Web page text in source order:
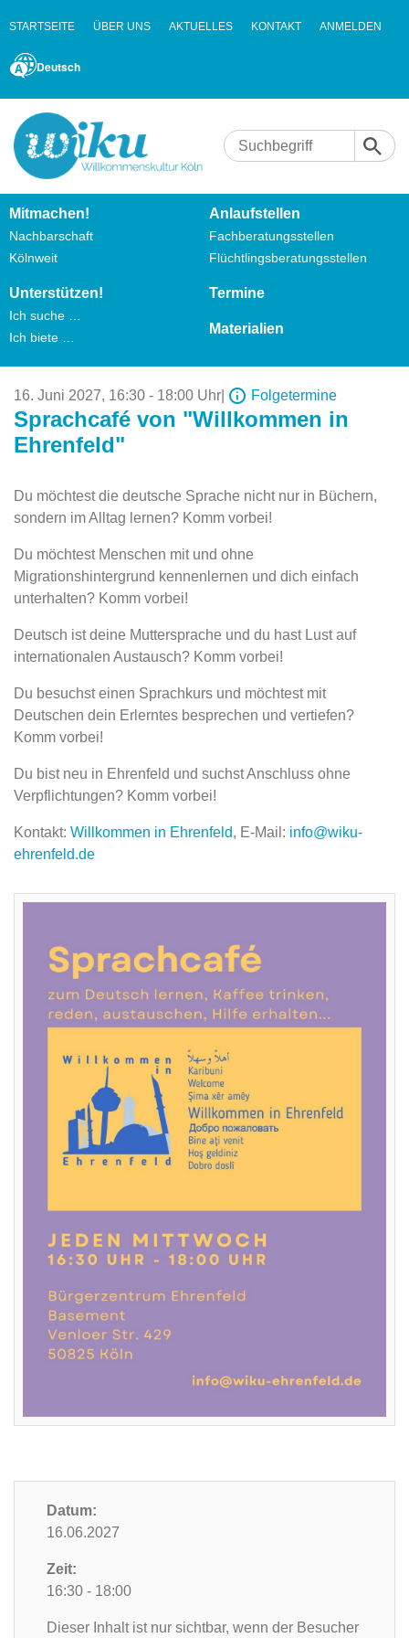
STARTSEITE ÜBER UNS AKTUELLES KONTAKT ANMELDEN
Deutsch
Mitmachen!
Nachbarschaft
Kölnweit
Anlaufstellen
Fachberatungsstellen
Flüchtlingsberatungsstellen
Unterstützen!
Ich suche …
Ich biete …
Termine
Materialien
16. Juni 2027, 16:30 - 18:00 Uhr Folgetermine
Sprachcafé von "Willkommen in
Ehrenfeld"
Du möchtest die deutsche Sprache nicht nur in Büchern,
sondern im Alltag lernen? Komm vorbei!
Du möchtest Menschen mit und ohne
Migrationshintergrund kennenlernen und dich einfach
unterhalten? Komm vorbei!
Deutsch ist deine Muttersprache und du hast Lust auf
internationalen Austausch? Komm vorbei!
Du besuchst einen Sprachkurs und möchtest mit
Deutschen dein Erlerntes besprechen und vertiefen?
Komm vorbei!
Du bist neu in Ehrenfeld und suchst Anschluss ohne
Verpflichtungen? Komm vorbei!
Kontakt: Willkommen in Ehrenfeld, E-Mail: info@wiku-
ehrenfeld.de
Datum:
16.06.2027
Zeit:
16:30 - 18:00
Dieser Inhalt ist nur sichtbar, wenn der Besucher